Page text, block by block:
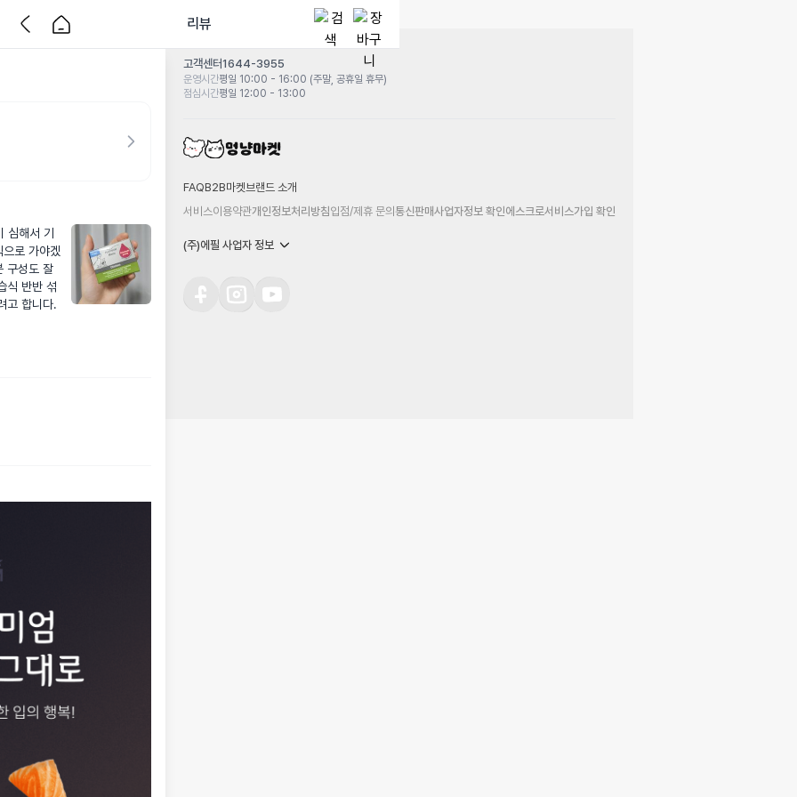
리뷰
심해서 기
로 가야겠
구성도 잘
식 반반 섞
고 합니다.
고객센터1644-3955
운영시간평일 10:00 - 16:00 (주말, 공휴일 휴무)
점심시간평일 12:00 - 13:00
FAQB2B마켓 브랜드 소개
서비스이용약관개인정보처리방침입점/제휴 문의통신판매사업자정보 확인에스크로서비스가입 확인
(주)에필 사업자 정보